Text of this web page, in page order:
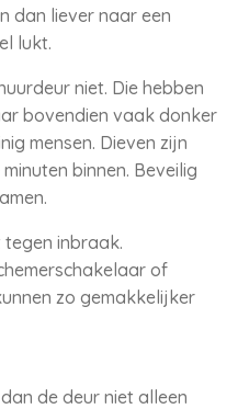
dan liever naar een
lukt.
niet. Die hebben
bovendien vaak donker
mensen. Dieven zijn
binnen. Beveilig
inbraak.
of
zo gemakkelijker
de deur niet alleen